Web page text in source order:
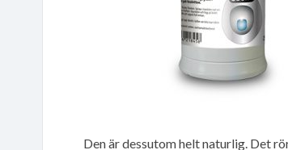
Den är dessutom helt naturlig. Det